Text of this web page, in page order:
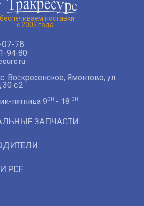
поставки
с 2003 года
78
94-80
Воскресенское, Ямонтово, ул.
с.2
пятница 900 - 18 00
ЗАПЧАСТИ
PDF